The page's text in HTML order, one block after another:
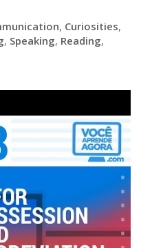
, Curiosities,
, Speaking, Reading,